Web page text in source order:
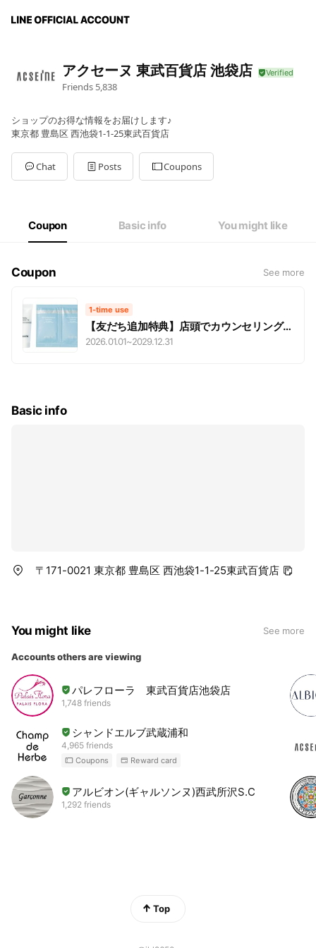
アクセーヌ 東武百貨店 池袋店
Friends 5,838
ショップのお得な情報をお届けします♪
東京都 豊島区 西池袋1-1-25東武百貨店
Chat Posts Coupons
Coupon Basic info You might like
Coupon See more
1-time use
【友だち追加特典】店頭でカウンセリング
サービスを受けられた方にサンプルセット
2026.01.01~2029.12.31
Basic info
〒171-0021 東京都 豊島区 西池袋1-1-25東武百貨店
You might like See more
Accounts others are viewing
パレフローラ 東武百貨店池袋店
1,748 friends
シャンドエルブ武蔵浦和
4,965 friends
Coupons Reward card
アルビオン(ギャルソンヌ)西武所沢S.C
1,292 friends
Top